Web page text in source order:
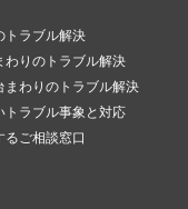
トラブル解決
わりのトラブル解決
まわりのトラブル解決
トラブル事象と対応
るご相談窓口